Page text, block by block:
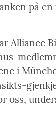
på
Alliance
i
oss,